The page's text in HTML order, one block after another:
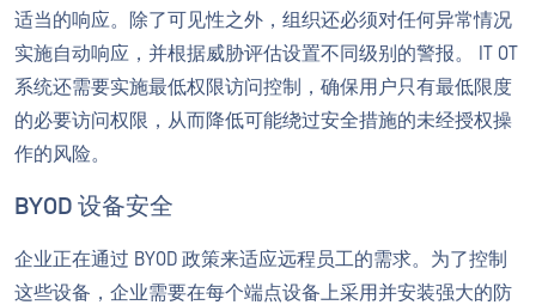
适当的响应。除了可见性之外，组织还必须对任何异常情况
实施自动响应，并根据威胁评估设置不同级别的警报。 IT OT
系统还需要实施最低权限访问控制，确保用户只有最低限度
的必要访问权限，从而降低可能绕过安全措施的未经授权操
作的风险。
BYOD 设备安全
企业正在通过 BYOD 政策来适应远程员工的需求。为了控制
这些设备，企业需要在每个端点设备上采用并安装强大的防